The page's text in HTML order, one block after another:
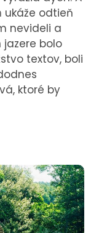
ukáže odtieň
nevideli a
jazere bolo
textov, boli
ktoré by